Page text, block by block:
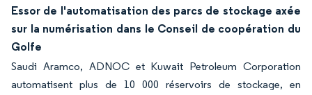
Essor de l'automatisation des parcs de stockage axée
sur la numérisation dans le Conseil de coopération du
Golfe
Saudi Aramco, ADNOC et Kuwait Petroleum Corporation
automatisent plus de 10 000 réservoirs de stockage, en